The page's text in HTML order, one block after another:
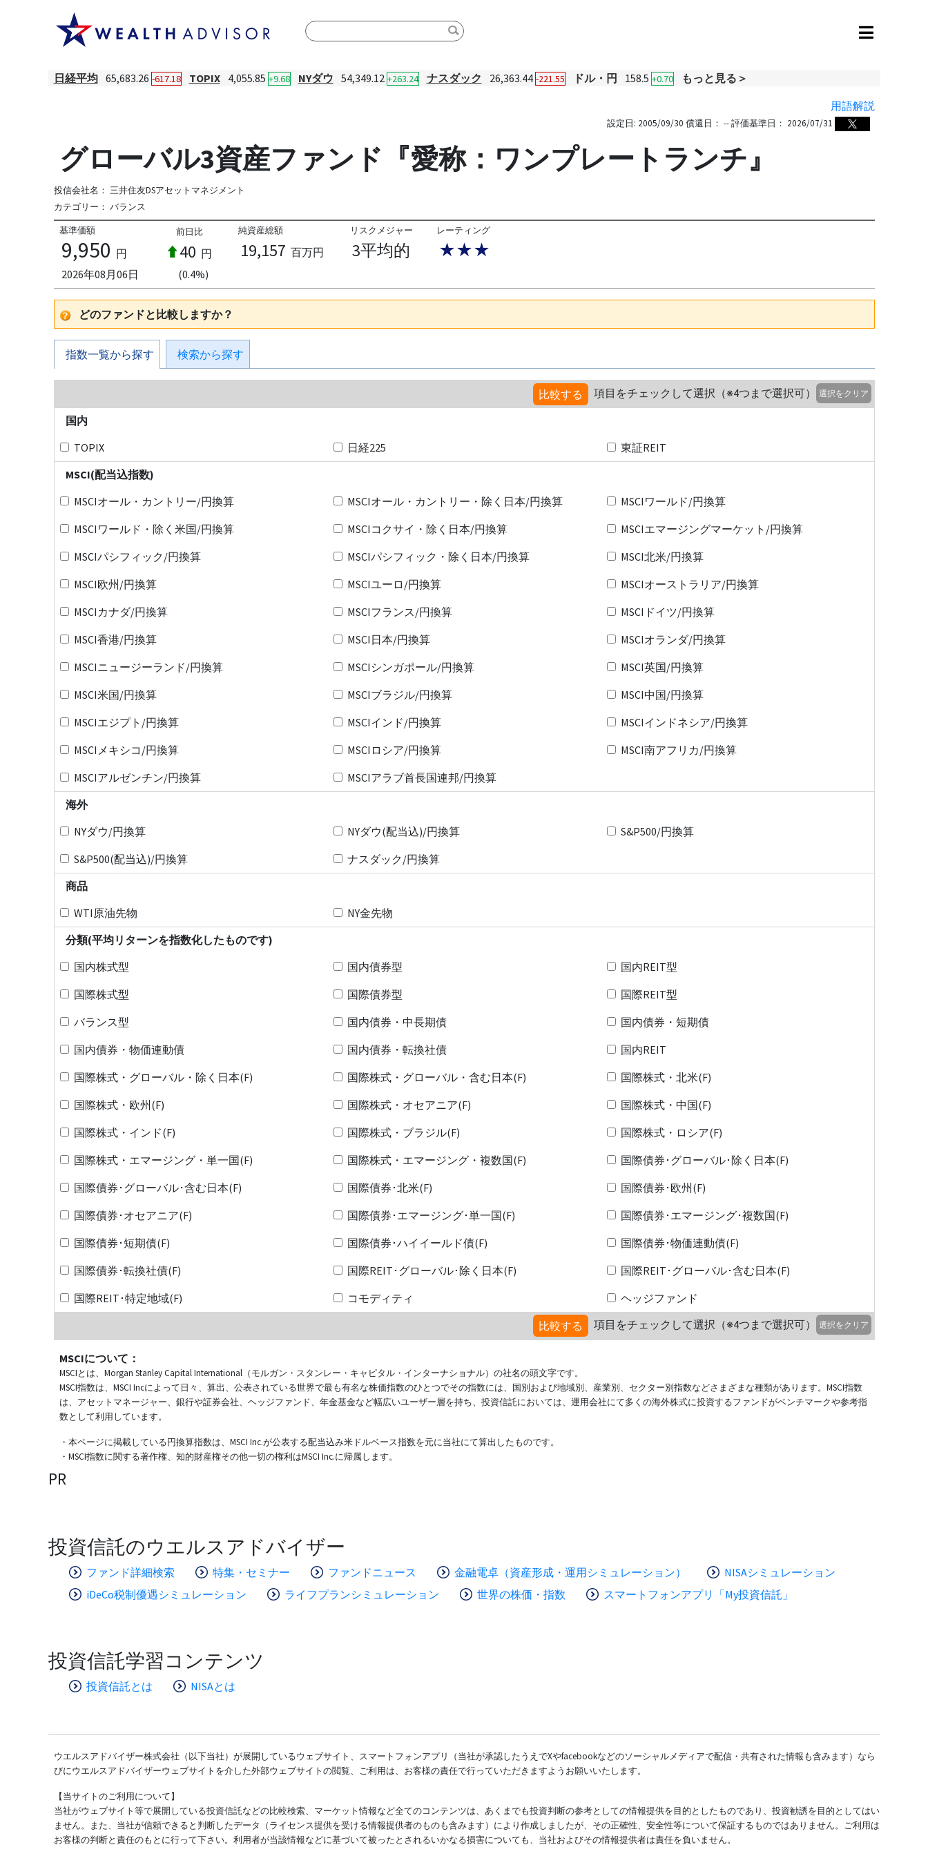
日経平均 65,683.26 -617.18 TOPIX 4,055.85 +9.68 NYダウ 54,349.12 +263.24 ナスダック 26,363.44 -221.55 ドル・円 158.5 +0.70
もっと見る＞
用語解説
設定日: 2005/09/30 償還日： -- 評価基準日： 2026/07/31
グローバル3資産ファンド『愛称：ワンプレートランチ』
投信会社名： 三井住友DSアセットマネジメント
カテゴリー： バランス
基準価額
9,950 円
2026年08月06日
前日比
40 円
(0.4%)
純資産総額
19,157 百万円
リスクメジャー
3平均的
レーティング
★★★
どのファンドと比較しますか？
指数一覧から探す 検索から探す
比較する 項目をチェックして選択（※4つまで選択可） 選択をクリア
国内
TOPIX
日経225
東証REIT
MSCI(配当込指数)
MSCIオール・カントリー/円換算
MSCIオール・カントリー・除く日本/円換算
MSCIワールド/円換算
MSCIワールド・除く米国/円換算
MSCIコクサイ・除く日本/円換算
MSCIエマージングマーケット/円換算
MSCIパシフィック/円換算
MSCIパシフィック・除く日本/円換算
MSCI北米/円換算
MSCI欧州/円換算
MSCIユーロ/円換算
MSCIオーストラリア/円換算
MSCIカナダ/円換算
MSCIフランス/円換算
MSCIドイツ/円換算
MSCI香港/円換算
MSCI日本/円換算
MSCIオランダ/円換算
MSCIニュージーランド/円換算
MSCIシンガポール/円換算
MSCI英国/円換算
MSCI米国/円換算
MSCIブラジル/円換算
MSCI中国/円換算
MSCIエジプト/円換算
MSCIインド/円換算
MSCIインドネシア/円換算
MSCIメキシコ/円換算
MSCIロシア/円換算
MSCI南アフリカ/円換算
MSCIアルゼンチン/円換算
MSCIアラブ首長国連邦/円換算
海外
NYダウ/円換算
NYダウ(配当込)/円換算
S&P500/円換算
S&P500(配当込)/円換算
ナスダック/円換算
商品
WTI原油先物
NY金先物
分類(平均リターンを指数化したものです)
国内株式型
国内債券型
国内REIT型
国際株式型
国際債券型
国際REIT型
バランス型
国内債券・中長期債
国内債券・短期債
国内債券・物価連動債
国内債券・転換社債
国内REIT
国際株式・グローバル・除く日本(F)
国際株式・グローバル・含む日本(F)
国際株式・北米(F)
国際株式・欧州(F)
国際株式・オセアニア(F)
国際株式・中国(F)
国際株式・インド(F)
国際株式・ブラジル(F)
国際株式・ロシア(F)
国際株式・エマージング・単一国(F)
国際株式・エマージング・複数国(F)
国際債券･グローバル･除く日本(F)
国際債券･グローバル･含む日本(F)
国際債券･北米(F)
国際債券･欧州(F)
国際債券･オセアニア(F)
国際債券･エマージング･単一国(F)
国際債券･エマージング･複数国(F)
国際債券･短期債(F)
国際債券･ハイイールド債(F)
国際債券･物価連動債(F)
国際債券･転換社債(F)
国際REIT･グローバル･除く日本(F)
国際REIT･グローバル･含む日本(F)
国際REIT･特定地域(F)
コモディティ
ヘッジファンド
比較する
項目をチェックして選択（※4つまで選択可） 選択をクリア
MSCIについて：
MSCIとは、Morgan Stanley Capital International（モルガン・スタンレー・キャピタル・インターナショナル）の社名の頭文字です。
MSCI指数は、MSCI Incによって日々、算出、公表されている世界で最も有名な株価指数のひとつでその指数には、国別および地域別、産業別、セクター別指数などさまざまな種類があります。MSCI指数
は、アセットマネージャー、銀行や証券会社、ヘッジファンド、年金基金など幅広いユーザー層を持ち、投資信託においては、運用会社にて多くの海外株式に投資するファンドがベンチマークや参考指
数として利用しています。
・本ページに掲載している円換算指数は、MSCI Inc.が公表する配当込み米ドルベース指数を元に当社にて算出したものです。
・MSCI指数に関する著作権、知的財産権その他一切の権利はMSCI Inc.に帰属します。
PR
投資信託のウエルスアドバイザー
ファンド詳細検索 特集・セミナー ファンドニュース 金融電卓（資産形成・運用シミュレーション）
NISAシミュレーション
iDeCo税制優遇シミュレーション
ライフプランシミュレーション 世界の株価・指数 スマートフォンアプリ「My投資信託」
投資信託学習コンテンツ
投資信託とは NISAとは
ウエルスアドバイザー株式会社（以下当社）が展開しているウェブサイト、スマートフォンアプリ（当社が承認したうえでXやfacebookなどのソーシャルメディアで配信・共有された情報も含みます）なら
びにウエルスアドバイザーウェブサイトを介した外部ウェブサイトの閲覧、ご利用は、お客様の責任で行っていただきますようお願いいたします。
【当サイトのご利用について】
当社がウェブサイト等で展開している投資信託などの比較検索、マーケット情報など全てのコンテンツは、あくまでも投資判断の参考としての情報提供を目的としたものであり、投資勧誘を目的としてはい
ません。また、当社が信頼できると判断したデータ（ライセンス提供を受ける情報提供者のものも含みます）により作成しましたが、その正確性、安全性等について保証するものではありません。ご利用は
お客様の判断と責任のもとに行って下さい。利用者が当該情報などに基づいて被ったとされるいかなる損害についても、当社およびその情報提供者は責任を負いません。